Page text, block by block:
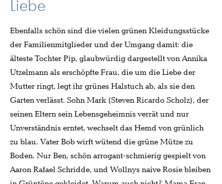
Liebe
Ebenfalls schön sind die vielen grünen Kleidungsstücke
der Familienmitglieder und der Umgang damit: die
älteste Tochter Pip, glaubwürdig dargestellt von Annika
Utzelmann als erschöpfte Frau, die um die Liebe der
Mutter ringt, legt ihr grünes Halstuch ab, als sie den
Garten verlässt. Sohn Mark (Steven Ricardo Scholz), der
seinen Eltern sein Lebensgeheimnis verrät und nur
Unverständnis erntet, wechselt das Hemd von grünlich
zu blau. Vater Bob wirft wütend die grüne Mütze zu
Boden. Nur Ben, schön arrogant-schmierig gespielt von
Aaron Rafael Schridde, und Wollnys naive Rosie bleiben